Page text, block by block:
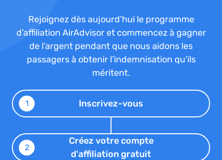
Rejoignez dès aujourd’hui le programme
d’affiliation AirAdvisor et commencez à gagner
de l’argent pendant que nous aidons les
passagers à obtenir l’indemnisation qu’ils
méritent.
1 Inscrivez-vous
2
Créez votre compte
d'affiliation gratuit